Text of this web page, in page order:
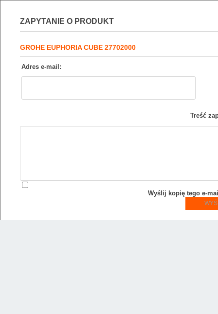
ZAPYTANIE O PRODUKT
GROHE EUPHORIA CUBE 27702000
Adres e-mail:
Treść
Wyślij kopię tego e-